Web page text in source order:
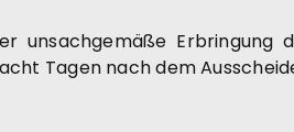
unsachgemäße
Tagen nach dem